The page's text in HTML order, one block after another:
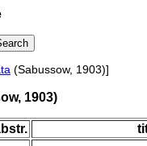
(Sabussow, 1903)]
1903)